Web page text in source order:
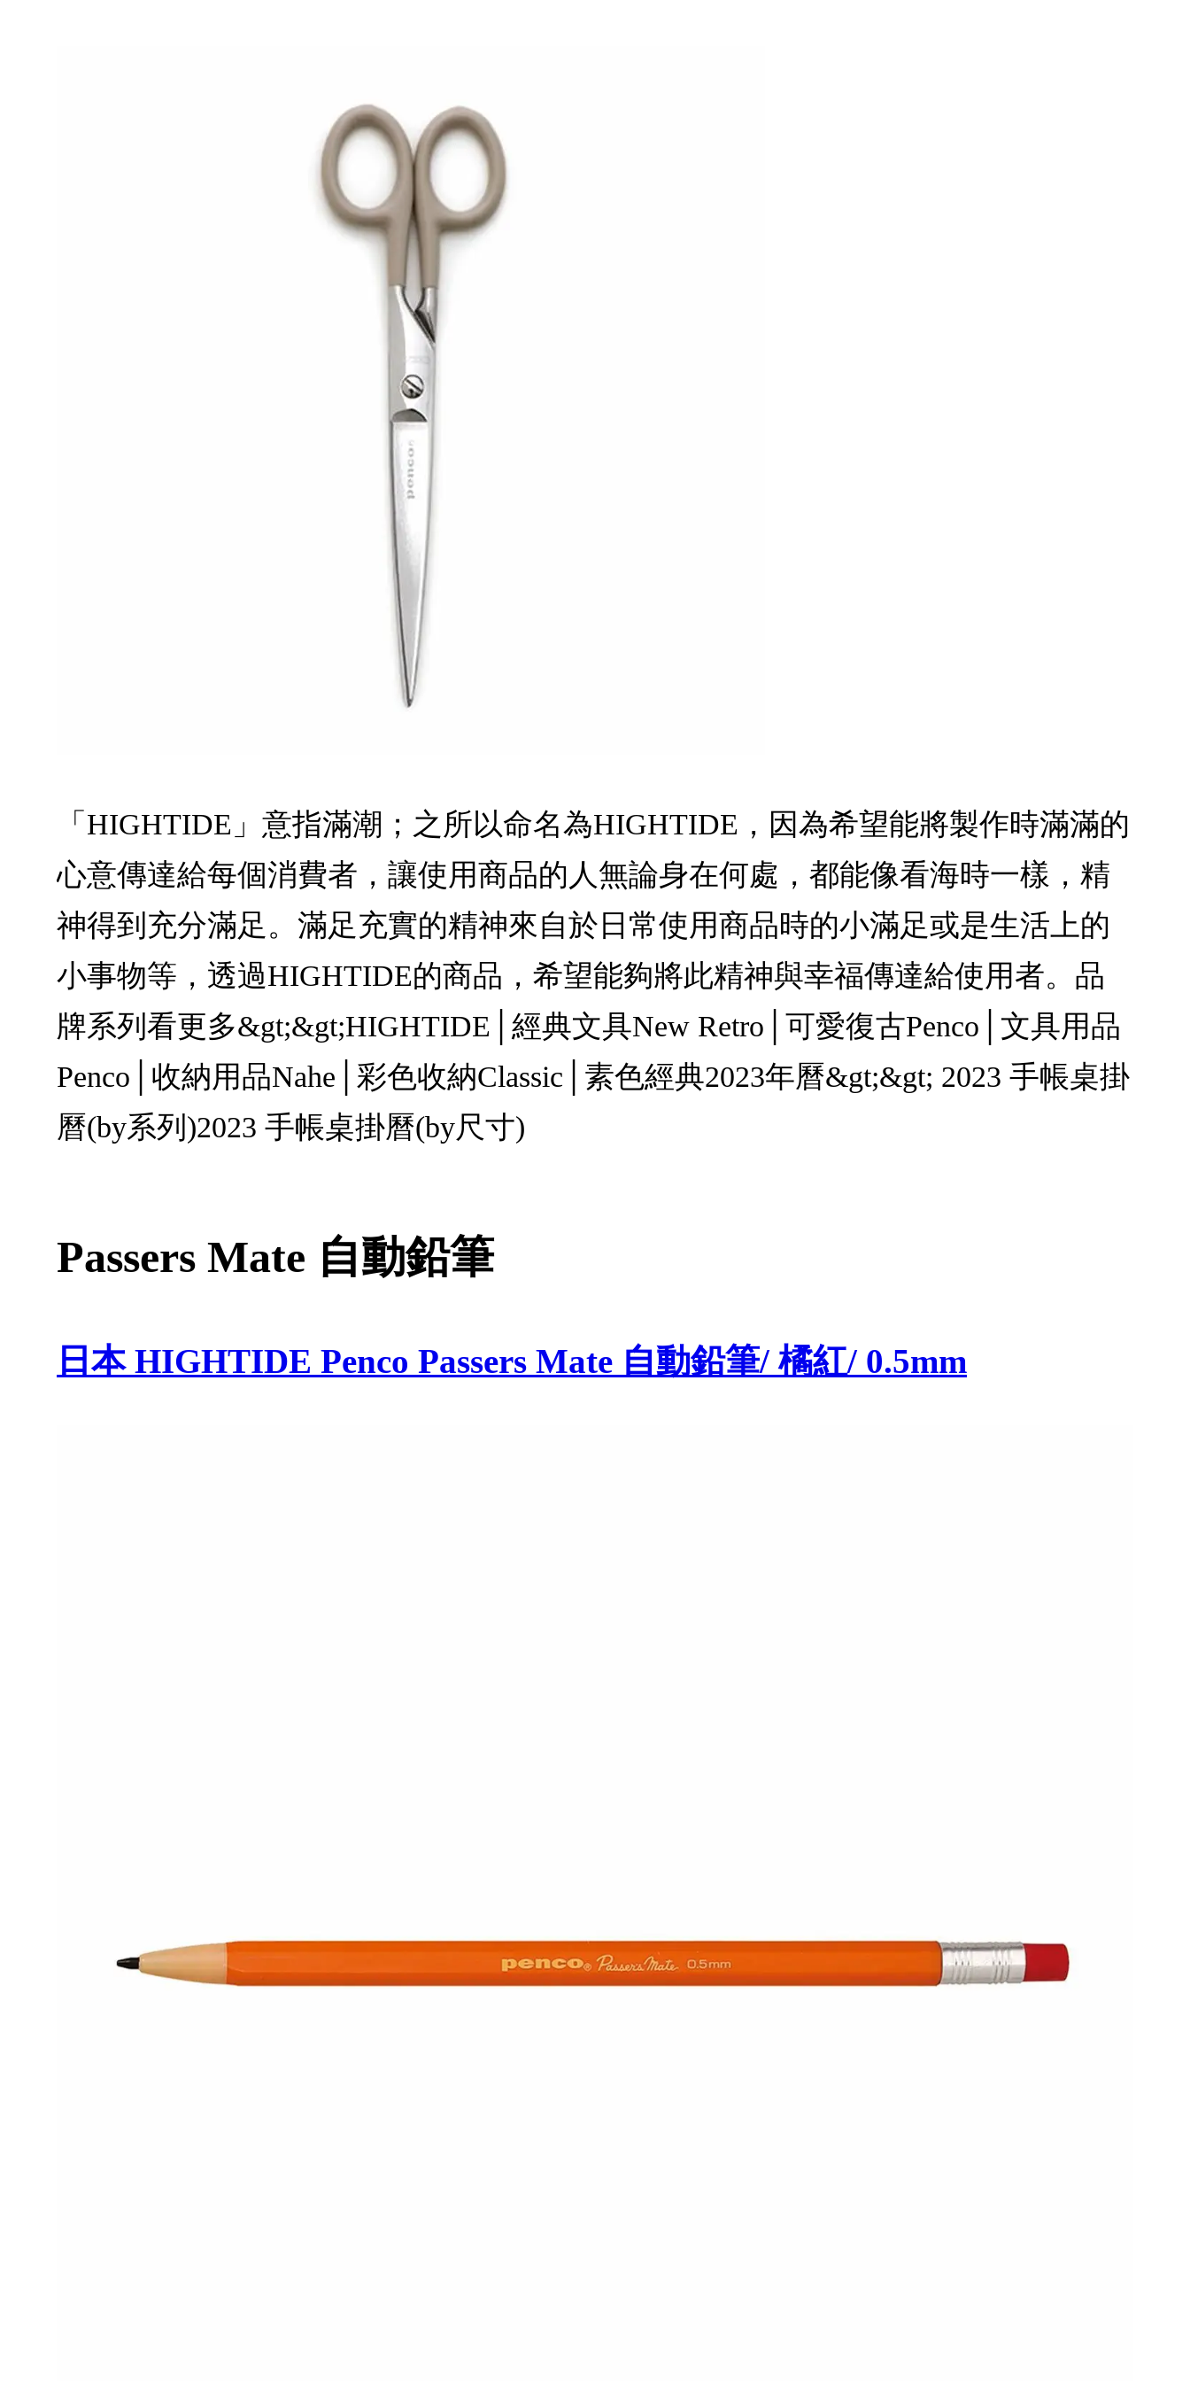
「HIGHTIDE」意指滿潮；之所以命名為HIGHTIDE，因為希望能將製作時滿滿的
心意傳達給每個消費者，讓使用商品的人無論身在何處，都能像看海時一樣，精
神得到充分滿足。滿足充實的精神來自於日常使用商品時的小滿足或是生活上的
小事物等，透過HIGHTIDE的商品，希望能夠將此精神與幸福傳達給使用者。品
牌系列看更多&gt;&gt;HIGHTIDE│經典文具New Retro│可愛復古Penco│文具用品
Penco│收納用品Nahe│彩色收納Classic│素色經典2023年曆&gt;&gt; 2023 手帳桌掛
曆(by系列)2023 手帳桌掛曆(by尺寸)
Passers Mate 自動鉛筆
日本 HIGHTIDE Penco Passers Mate 自動鉛筆/ 橘紅/ 0.5mm